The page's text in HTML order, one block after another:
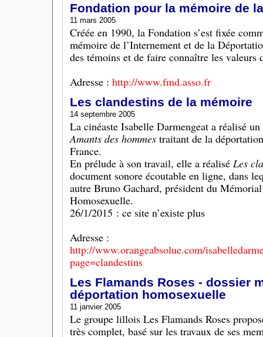
Fondation pour la mémoire de
11 mars 2005
Créée en 1990, la Fondation s’est fixée
mémoire de l’Internement et de la
des témoins et de faire connaître les valeurs
Adresse : http://www.fmd.asso.fr
Les clandestins de la mémoire
14 septembre 2005
La cinéaste Isabelle Darmengeat a réalisé
Amants des hommestraitant de la
France.
En prélude à son travail, elle a réalisé Les
document sonore écoutable en ligne, dans
autre Bruno Gachard, président du
Homosexuelle.
26/1/2015 : ce site n’existe plus
Adresse :
http://www.orangeabsolue.com/
page=clandestins
Les Flamands Roses - dossier
déportation homosexuelle
11 janvier 2005
Le groupe lillois Les Flamands Roses
très complet, basé sur les travaux de ses